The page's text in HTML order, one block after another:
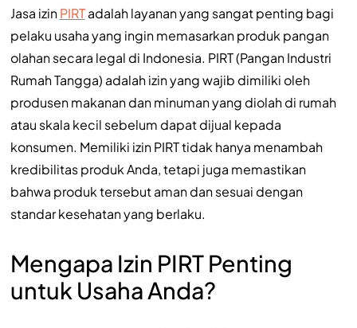
Jasa izinPIRTadalah layanan yang sangat penting bagi
pelaku usaha yang ingin memasarkan produk pangan
olahan secara legal di Indonesia. PIRT (Pangan Industri
Rumah Tangga) adalah izin yang wajib dimiliki oleh
produsen makanan dan minuman yang diolah di rumah
atau skala kecil sebelum dapat dijual kepada
konsumen. Memiliki izin PIRT tidak hanya menambah
kredibilitas produk Anda, tetapi juga memastikan
bahwa produk tersebut aman dan sesuai dengan
standar kesehatan yang berlaku.
Mengapa Izin PIRT Penting
untuk Usaha Anda?